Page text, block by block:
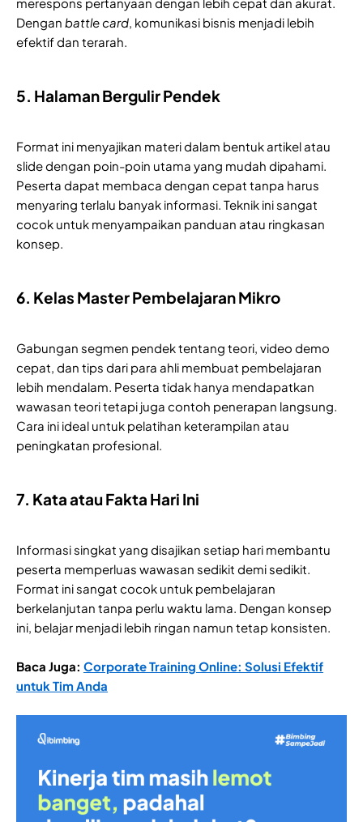
Dengan battle card, komunikasi bisnis menjadi lebih
efektif dan terarah.
5. Halaman Bergulir Pendek
Format ini menyajikan materi dalam bentuk artikel atau
slide dengan poin-poin utama yang mudah dipahami.
Peserta dapat membaca dengan cepat tanpa harus
menyaring terlalu banyak informasi. Teknik ini sangat
cocok untuk menyampaikan panduan atau ringkasan
konsep.
6. Kelas Master Pembelajaran Mikro
Gabungan segmen pendek tentang teori, video demo
cepat, dan tips dari para ahli membuat pembelajaran
lebih mendalam. Peserta tidak hanya mendapatkan
wawasan teori tetapi juga contoh penerapan langsung.
Cara ini ideal untuk pelatihan keterampilan atau
peningkatan profesional.
7. Kata atau Fakta Hari Ini
Informasi singkat yang disajikan setiap hari membantu
peserta memperluas wawasan sedikit demi sedikit.
Format ini sangat cocok untuk pembelajaran
berkelanjutan tanpa perlu waktu lama. Dengan konsep
ini, belajar menjadi lebih ringan namun tetap konsisten.
Baca Juga: Corporate Training Online: Solusi Efektif
untuk Tim Anda